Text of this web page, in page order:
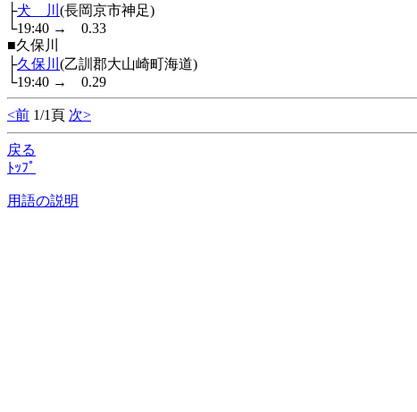
├犬 川 (長岡京市神足)
└19:40 →
0.33
■久保川
├久保川 (乙訓郡大山崎町海道)
└19:40 → 0.29
<前 1/1頁 次>
戻る
ﾄｯﾌﾟ
用語の説明